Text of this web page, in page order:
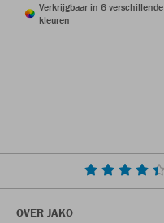
Verkrijgbaar in 6 verschillende
kleuren
OVER JAKO